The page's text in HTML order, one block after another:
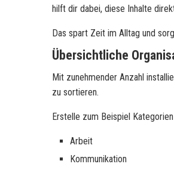
hilft dir dabei, diese Inhalte
Das spart Zeit im Alltag und
Übersichtliche
Mit zunehmender Anzahl
zu sortieren.
Erstelle zum Beispiel
Arbeit
Kommunikation